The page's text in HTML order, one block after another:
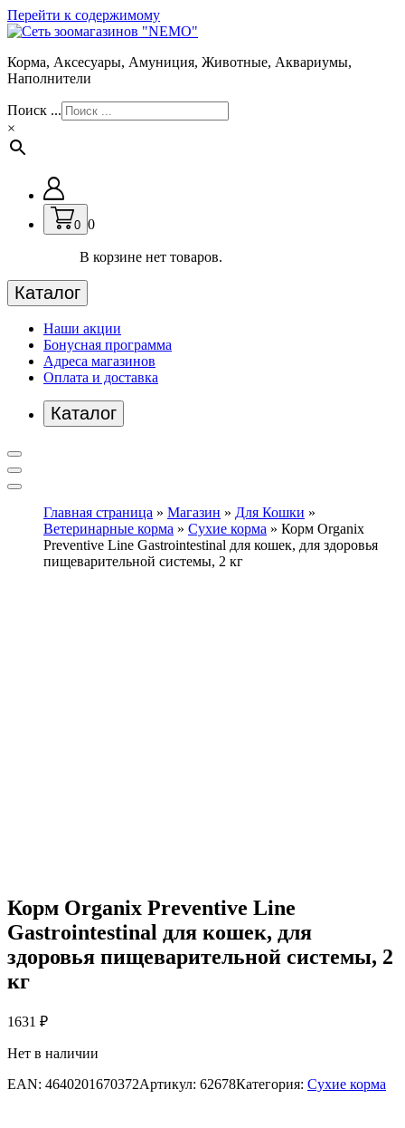
Перейти к содержимому
Корма, Аксесуары, Амуниция, Животные, Аквариумы,
Наполнители
Поиск ...
×
0 0
В корзине нет товаров.
Каталог
Наши акции
Бонусная программа
Адреса магазинов
Оплата и доставка
Каталог
Главная страница » Магазин » Для Кошки »
Ветеринарные корма » Сухие корма » Корм Organix
Preventive Line Gastrointestinal для кошек, для здоровья
пищеварительной системы, 2 кг
Корм Organix Preventive Line
Gastrointestinal для кошек, для
здоровья пищеварительной системы, 2
кг
1631 ₽
Нет в наличии
EAN: 4640201670372Артикул: 62678Категория: Сухие корма